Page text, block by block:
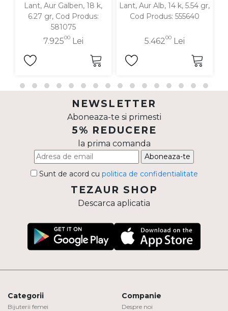
Lant, Aur Galben, 18 k,
6.27 gr, Cod Produs:
581075
7.92500Lei
Lant, Aur Alb, 14 k, 5.54 gr,
Cod Produs: 555640
5.46200Lei
NEWSLETTER
Aboneaza-te si primesti
5% REDUCERE
la prima comanda
Aboneaza-te
Sunt de acord cu politica de confidentialitate
TEZAUR SHOP
Descarca aplicatia
Categorii
Bijuterii femei
Companie
Despre noi